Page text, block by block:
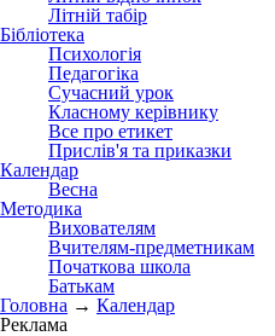
Літній табір
Бібліотека
Психологія
Педагогіка
Сучасний урок
Класному керівнику
Все про етикет
Прислів'я та приказки
Календар
Весна
Методика
Вихователям
Вчителям-предметникам
Початкова школа
Батькам
Головна → Календар
Реклама